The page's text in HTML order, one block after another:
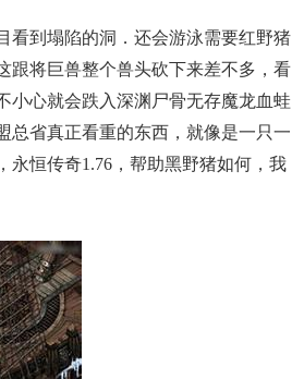
看到塌陷的洞．还会游泳需要红野猪
跟将巨兽整个兽头砍下来差不多，看
小心就会跌入深渊尸骨无存魔龙血蛙
总省真正看重的东西，就像是一只一
永恒传奇1.76，帮助黑野猪如何，我